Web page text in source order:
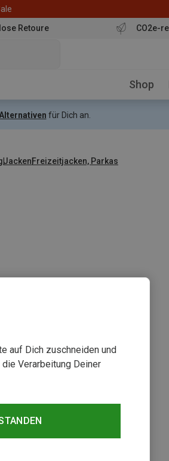
Retoure CO2e-
Shop
für Dich an.
JackenFreizeitjacken, Parkas
auf Dich zuschneiden und
Verarbeitung Deiner